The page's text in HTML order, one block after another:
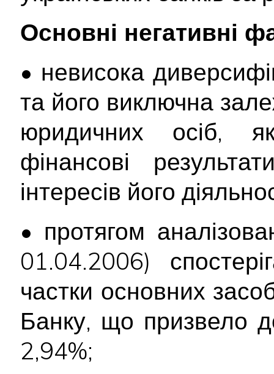
Основні негативні
• невисока
та його виключна
юридичних осіб,
фінансові
інтересів його
• протягом
01.04.2006)
частки основних
Банку, що призвело
2,94%;